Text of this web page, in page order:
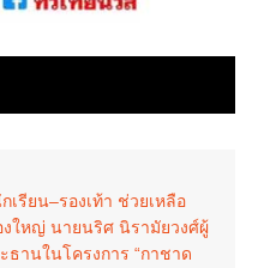
รียน–รองเท้า ช่วยเหลือ
งใหญ่ นายนริศ นิรามัยวงศ์ผู้
ธานในโครงการ “กาชาด